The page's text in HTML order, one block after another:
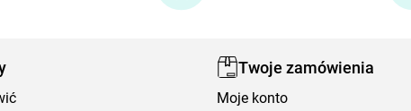
Twoje zamówienia
Moje konto